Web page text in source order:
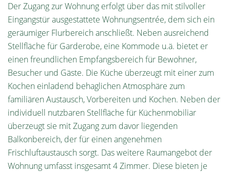
Der Zugang zur Wohnung erfolgt über das mit stilvoller
Eingangstür ausgestattete Wohnungsentrée, dem sich ein
geräumiger Flurbereich anschließt. Neben ausreichend
Stellfläche für Garderobe, eine Kommode u.ä. bietet er
einen freundlichen Empfangsbereich für Bewohner,
Besucher und Gäste. Die Küche überzeugt mit einer zum
Kochen einladend behaglichen Atmosphäre zum
familiären Austausch, Vorbereiten und Kochen. Neben der
individuell nutzbaren Stellfläche für Küchenmobiliar
überzeugt sie mit Zugang zum davor liegenden
Balkonbereich, der für einen angenehmen
Frischluftaustausch sorgt. Das weitere Raumangebot der
Wohnung umfasst insgesamt 4 Zimmer. Diese bieten je